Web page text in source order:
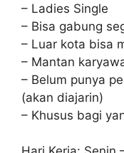
– Ladies Single
– Bisa gabung
– Luar kota bisa
– Mantan
– Belum punya
(akan diajarin)
– Khusus bagi